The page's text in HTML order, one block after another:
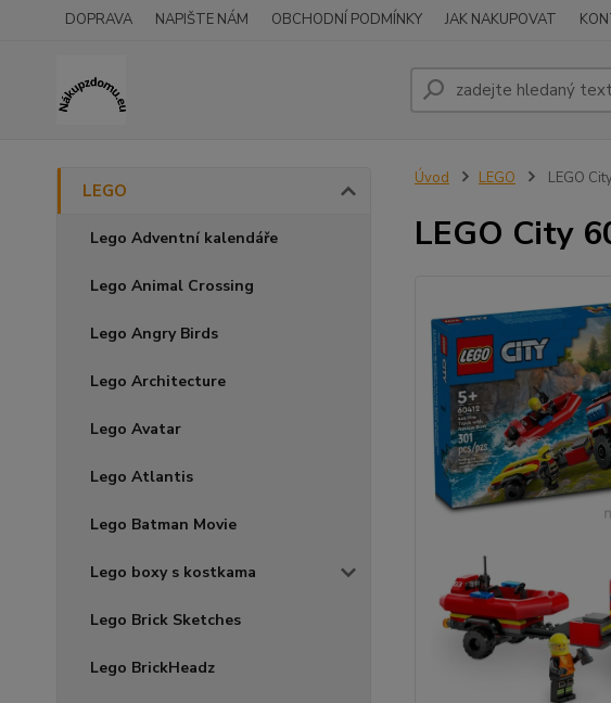
DOPRAVA NAPIŠTE NÁM OBCHODNÍ PODMÍNKY JAK NAKUPOVAT
LEGO
Lego Adventní kalendáře
Lego Animal Crossing
Lego Angry Birds
Lego Architecture
Lego Avatar
Lego Atlantis
Lego Batman Movie
Lego boxy s kostkama
Lego Brick Sketches
Lego BrickHeadz
Úvod LEGO LEGO
LEGO City